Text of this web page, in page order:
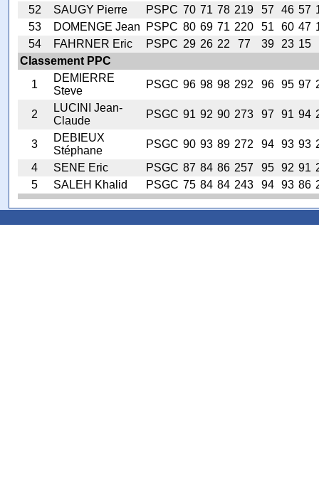
52
SAUGY Pierre PSPC 70 71 78 219 57 46 57
53
DOMENGE Jean PSPC 80 69 71 220 51 60 47
54
FAHRNER Eric PSPC 29 26 22 77 39 23 15
Classement PPC
1
DEMIERRE
Steve
PSGC 96 98 98 292 96 95 97
2
LUCINI Jean-
Claude
PSGC 91 92 90 273 97 91 94
3
DEBIEUX
Stéphane
PSGC 90 93 89 272 94 93 93
4
SENE Eric PSGC 87 84 86 257 95 92 91
5
SALEH Khalid PSGC 75 84 84 243 94 93 86